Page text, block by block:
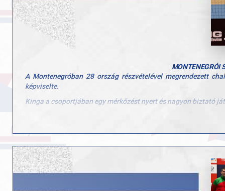
Mihálffy Kinga nem jutott tovább a csoportjából, ahogy
tőlük, hiszen méltóan harcoltak a nehéz nemzetközi
Gratulálunk a teljes magyar csapatnak az eredményekhez és
MONTENEGRÓI
A Montenegróban 28 ország részvételével megrendezett
képviselte.
Kinga a csoportjában egy mérkőzést nyert és nagyon biztató
A nagyon sűrű nemzetközi program hétfőn folytatódott
verseny keretében.
A jubileumi tornán rekord létszámú mezőny képviselteti
A magyar résztvevők, akiknek szurkolhatunk: Szvitacs Alexa,